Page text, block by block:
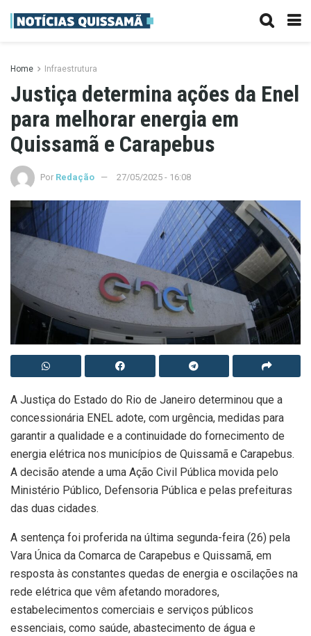
Home Infraestrutura
Justiça determina ações da Enel
para melhorar energia em
Quissamã e Carapebus
Por Redação 27/05/2025 - 16:08
A Justiça do Estado do Rio de Janeiro determinou que a
concessionária ENEL adote, com urgência, medidas para
garantir a qualidade e a continuidade do fornecimento de
energia elétrica nos municípios de Quissamã e Carapebus.
A decisão atende a uma Ação Civil Pública movida pelo
Ministério Público, Defensoria Pública e pelas prefeituras
das duas cidades.
A sentença foi proferida na última segunda-feira (26) pela
Vara Única da Comarca de Carapebus e Quissamã, em
resposta às constantes quedas de energia e oscilações na
rede elétrica que vêm afetando moradores,
estabelecimentos comerciais e serviços públicos
essenciais, como saúde, abastecimento de água e